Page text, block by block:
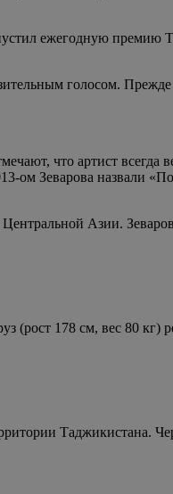
ежегодную премию
голосом.
что артист всегда
ом Зеварова назвали
Азии.
(рост 178 см, вес 80 кг)
Таджикистана.